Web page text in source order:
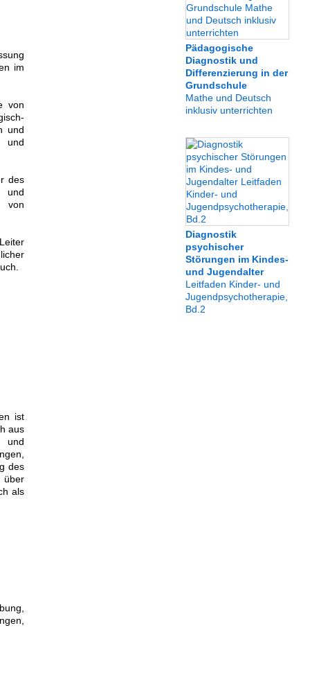
im
von
und
und
des
und
von
ist
aus
und
des
über
als
Pädagogische
Diagnostik und
Differenzierung in der
Grundschule
Mathe und Deutsch
inklusiv unterrichten
Diagnostik
psychischer
Störungen im Kindes-
und Jugendalter
Leitfaden Kinder- und
Jugendpsychotherapie,
Bd.2